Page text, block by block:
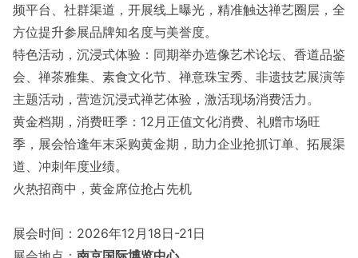
频平台、社群渠道，开展线上曝光，精准触达禅艺圈层，全
方位提升参展品牌知名度与美誉度。
特色活动，沉浸式体验：同期举办造像艺术论坛、香道品鉴
会、禅茶雅集、素食文化节、禅意珠宝秀、非遗技艺展演等
主题活动，营造沉浸式禅艺体验，激活现场消费活力。
黄金档期，消费旺季：12月正值文化消费、礼赠市场旺
季，展会恰逢年末采购黄金期，助力企业抢抓订单、拓展渠
道、冲刺年度业绩。
火热招商中，黄金席位抢占先机
展会时间：2026年12月18日-21日